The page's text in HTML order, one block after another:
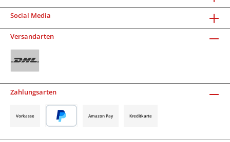
Social Media
Versandarten
Zahlungsarten
Vorkasse Amazon Pay Kreditkarte